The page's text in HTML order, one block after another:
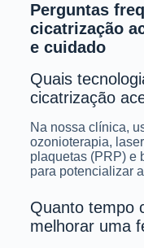
Perguntas
cicatrização
e cuidado
Quais
cicatrização
Na nossa clínica,
ozonioterapia,
plaquetas (PRP) e
para potencializar
Quanto tempo
melhorar uma